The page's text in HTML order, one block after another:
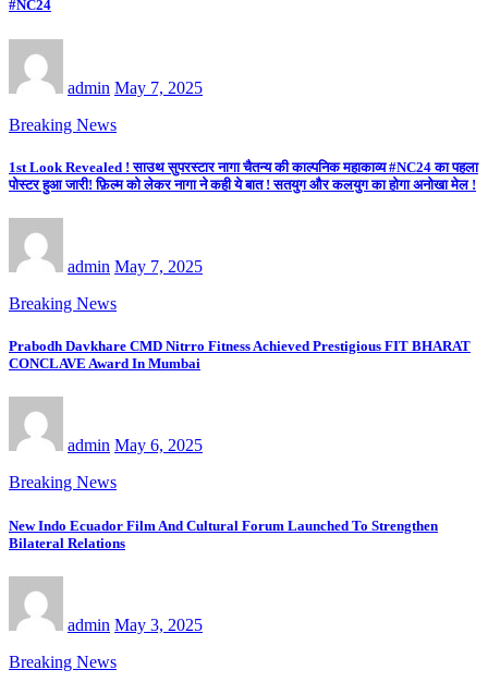
#NC24
admin May 7, 2025
Breaking News
1st Look Revealed ! साउथ सुपरस्टार नागा चैतन्य की काल्पनिक महाकाव्य #NC24 का पहला
पोस्टर हुआ जारी! फ़िल्म को लेकर नागा ने कही ये बात ! सतयुग और कलयुग का होगा अनोखा मेल !
admin May 7, 2025
Breaking News
Prabodh Davkhare CMD Nitrro Fitness Achieved Prestigious FIT BHARAT
CONCLAVE Award In Mumbai
admin May 6, 2025
Breaking News
New Indo Ecuador Film And Cultural Forum Launched To Strengthen
Bilateral Relations
admin May 3, 2025
Breaking News